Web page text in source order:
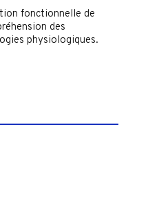
fonctionnelle de
des
physiologiques.